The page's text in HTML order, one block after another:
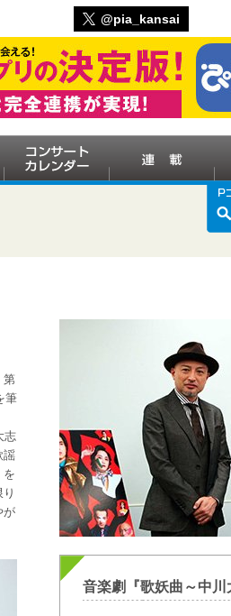
@pia_kansai
第
筆
志
謡
を
が
音楽劇『歌妖曲～中川